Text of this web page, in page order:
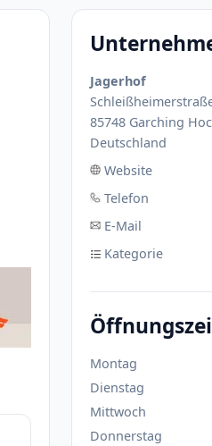
Jagerhof
85748 Garching
Deutschland
Website
Telefon
E-Mail
Kategorie
Montag
Dienstag
Mittwoch
Donnerstag